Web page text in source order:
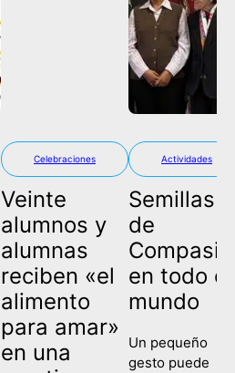
Celebraciones
Veinte
alumnos y
alumnas
reciben «el
alimento
para amar»
en una
Actividades
Semillas
de
en todo el
mundo
Un pequeño
gesto puede